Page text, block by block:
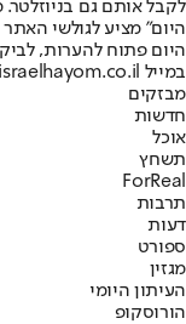
לקבל אותם גם
היום" מציע לגולשי
היום פתוח להערות,
במייל hayom@israelhayom.co.il.
מבזקים
חדשות
אוכל
תשחץ
ForReal
תרבות
דעות
ספורט
מגזין
העיתון היומי
הורוסקופ